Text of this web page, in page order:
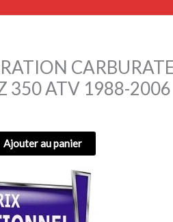
350 ATV 1988-2006
Ajouter au panier